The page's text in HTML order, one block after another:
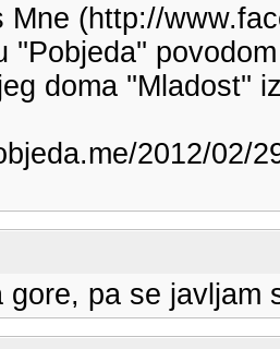
Mne (http://
''Pobjeda''
doma ''Mladost''
2012/02/
gore, pa se javljam